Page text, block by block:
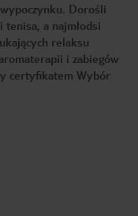
Dorośli
a najmłodsi
relaksu
i zabiegów
certyfikatem Wybór